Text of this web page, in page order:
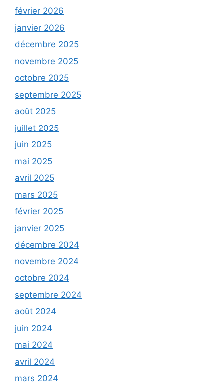
février 2026
janvier 2026
décembre 2025
novembre 2025
octobre 2025
septembre 2025
août 2025
juillet 2025
juin 2025
mai 2025
avril 2025
mars 2025
février 2025
janvier 2025
décembre 2024
novembre 2024
octobre 2024
septembre 2024
août 2024
juin 2024
mai 2024
avril 2024
mars 2024